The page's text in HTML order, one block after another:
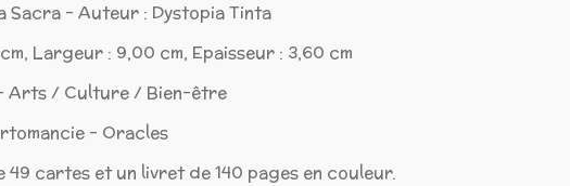
Sacra - Auteur : Dystopia Tinta
Largeur : 9,00 cm, Epaisseur : 3,60 cm
Arts / Culture / Bien-être
- Oracles
cartes et un livret de 140 pages en couleur.